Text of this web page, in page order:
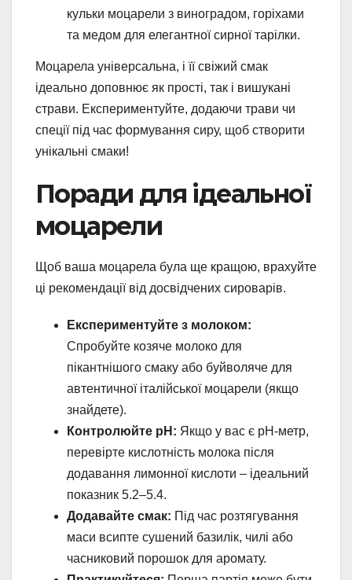
кульки моцарели з виноградом, горіхами
та медом для елегантної сирної тарілки.
Моцарела універсальна, і її свіжий смак
ідеально доповнює як прості, так і вишукані
страви. Експериментуйте, додаючи трави чи
спеції під час формування сиру, щоб створити
унікальні смаки!
Поради для ідеальної
моцарели
Щоб ваша моцарела була ще кращою, врахуйте
ці рекомендації від досвідчених сироварів.
Експериментуйте з молоком:
Спробуйте козяче молоко для
пікантнішого смаку або буйволяче для
автентичної італійської моцарели (якщо
знайдете).
Контролюйте pH: Якщо у вас є pH-метр,
перевірте кислотність молока після
додавання лимонної кислоти – ідеальний
показник 5.2–5.4.
Додавайте смак: Під час розтягування
маси всипте сушений базилік, чилі або
часниковий порошок для аромату.